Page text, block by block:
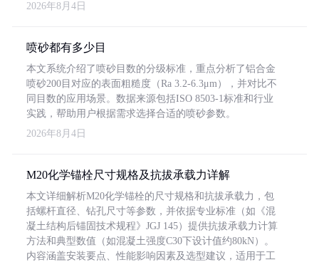
2026年8月4日
喷砂都有多少目
本文系统介绍了喷砂目数的分级标准，重点分析了铝合金
喷砂200目对应的表面粗糙度（Ra 3.2-6.3μm），并对比不
同目数的应用场景。数据来源包括ISO 8503-1标准和行业
实践，帮助用户根据需求选择合适的喷砂参数。
2026年8月4日
M20化学锚栓尺寸规格及抗拔承载力详解
本文详细解析M20化学锚栓的尺寸规格和抗拔承载力，包
括螺杆直径、钻孔尺寸等参数，并依据专业标准（如《混
凝土结构后锚固技术规程》JGJ 145）提供抗拔承载力计算
方法和典型数值（如混凝土强度C30下设计值约80kN）。
内容涵盖安装要点、性能影响因素及选型建议，适用于工